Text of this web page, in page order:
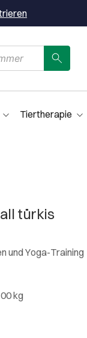
Tiertherapie
türkis
und Yoga-Training
kg